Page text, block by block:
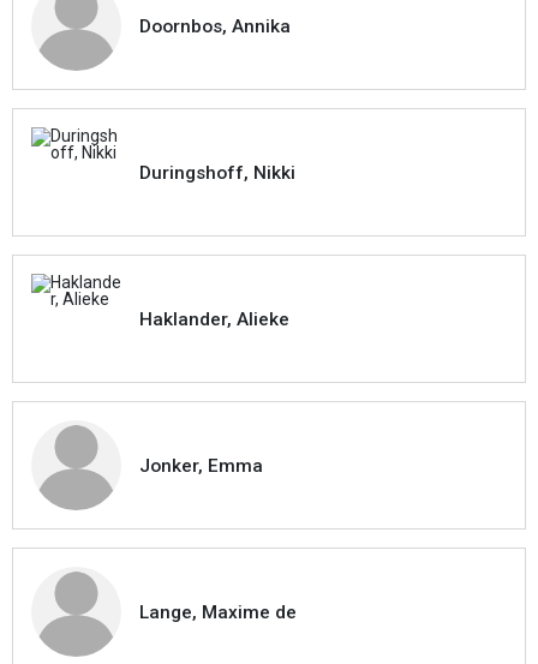
Doornbos, Annika
Duringshoff, Nikki
Haklander, Alieke
Jonker, Emma
Lange, Maxime de